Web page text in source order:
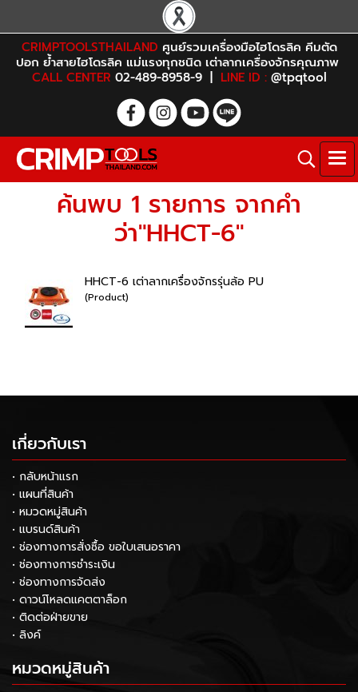
CRIMPTOOLSTHAILAND ศูนย์รวมเครื่องมือไฮโดรลิค คีมตัด
ปอก ย้ำสายไฮโดรลิค แม่แรงทุกชนิด เต่าลากเครื่องจักรคุณภาพ
CALL CENTER 02-489-8958-9 | LINE ID :@tpqtool
ค้นพบ 1 รายการ จากคำ
ว่า"HHCT-6"
HHCT-6 เต่าลากเครื่องจักรรุ่นล้อ PU
(Product)
เกี่ยวกับเรา
• กลับหน้าแรก
• แผนที่สินค้า
• หมวดหมู่สินค้า
• แบรนด์สินค้า
• ช่องทางการสั่งซื้อ ขอใบเสนอราคา
• ช่องทางการชำระเงิน
• ช่องทางการจัดส่ง
• ดาวน์โหลดแคตตาล็อก
• ติดต่อฝ่ายขาย
• ลิงค์
หมวดหมู่สินค้า